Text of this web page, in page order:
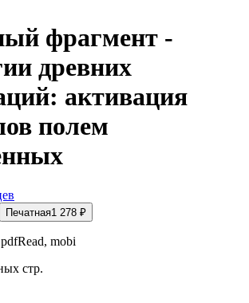
фрагмент -
древних
активация
полем
Печатная1 278 ₽
mobi
стр.